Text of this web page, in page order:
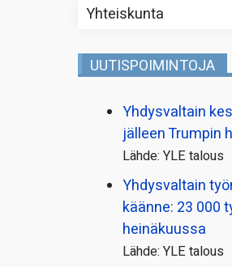
Yhteiskunta
UUTISPOIMINTOJA
Yhdysvaltain
jälleen Trumpin
Lähde: YLE talous
Yhdysvaltain
käänne: 23 000
heinäkuussa
Lähde: YLE talous